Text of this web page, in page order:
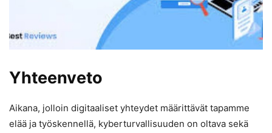
Yhteenveto
Aikana, jolloin digitaaliset yhteydet määrittävät tapamme
elää ja työskennellä, kyberturvallisuuden on oltava sekä